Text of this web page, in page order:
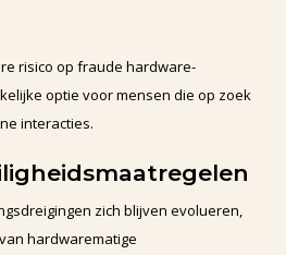
risico op fraude hardware-
optie voor mensen die op zoek
interacties.
zich blijven evolueren,
hardwarematige